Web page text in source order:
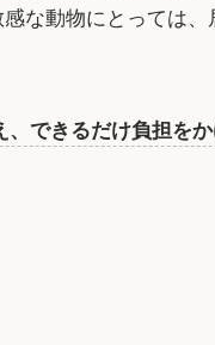
な動物にとっては
できるだけ負担を